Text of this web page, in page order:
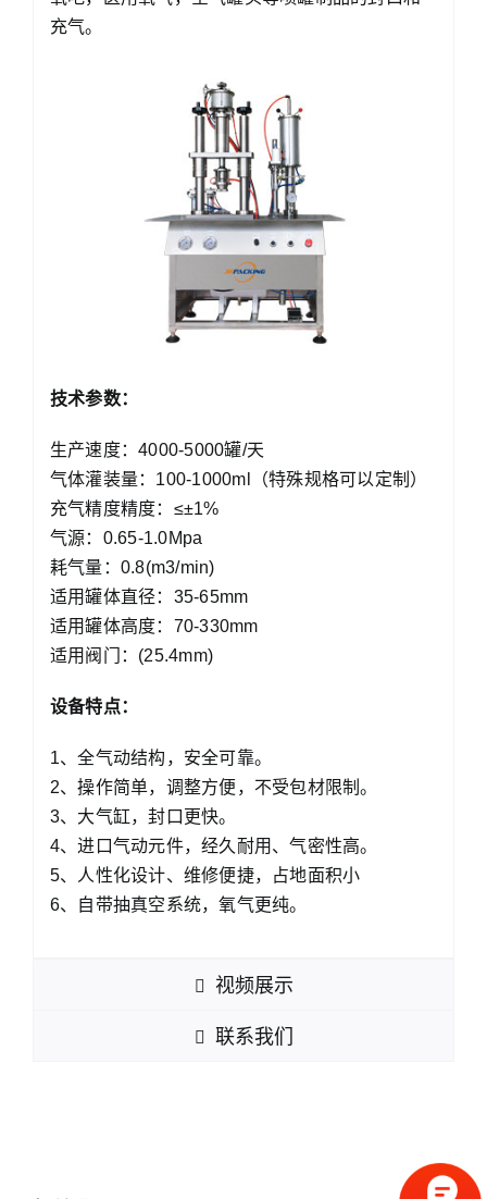
充气。
技术参数：
生产速度：4000-5000罐/天
气体灌装量：100-1000ml（特殊规格可以定制）
充气精度精度：≤±1%
气源：0.65-1.0Mpa
耗气量：0.8(m3/min)
适用罐体直径：35-65mm
适用罐体高度：70-330mm
适用阀门：(25.4mm)
设备特点：
1、全气动结构，安全可靠。
2、操作简单，调整方便，不受包材限制。
3、大气缸，封口更快。
4、进口气动元件，经久耐用、气密性高。
5、人性化设计、维修便捷，占地面积小
6、自带抽真空系统，氧气更纯。
视频展示
联系我们